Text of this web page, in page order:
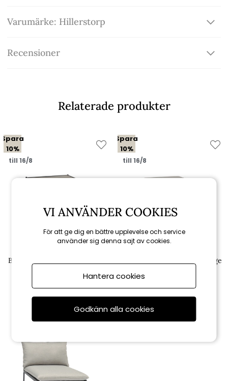
Varumärke: Hillerstorp
Recensioner
Relaterade produkter
Spara
10%
till 16/8
Bolmsö bord 80x80 H33 cm -
2 102 kr 2 335 kr
Spara
10%
till 16/8
Bolmsö divan - svart/gråbeige
2 156 kr 2 395 kr
VI ANVÄNDER COOKIES
För att ge dig en bättre upplevelse och service
använder sig denna sajt av cookies.
Hantera cookies
Godkänn alla cookies